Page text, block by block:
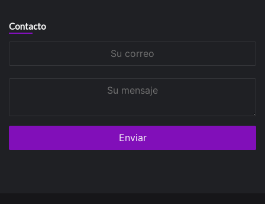
Contacto